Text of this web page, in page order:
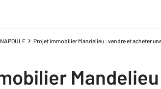
Projet immobilier Mandelieu : vendre et acheter